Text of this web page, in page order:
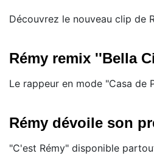
Découvrez le nouveau clip de
Rémy remix ''Bella
Le rappeur en mode "Casa de
Rémy dévoile son
"C'est Rémy" disponible